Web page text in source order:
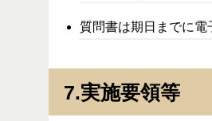
質問書は期日までに
7.実施要領等